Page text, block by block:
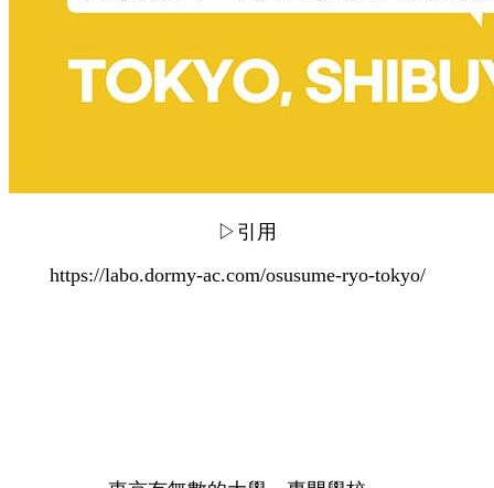
▷引用
https://labo.dormy-ac.com/osusume-ryo-tokyo/